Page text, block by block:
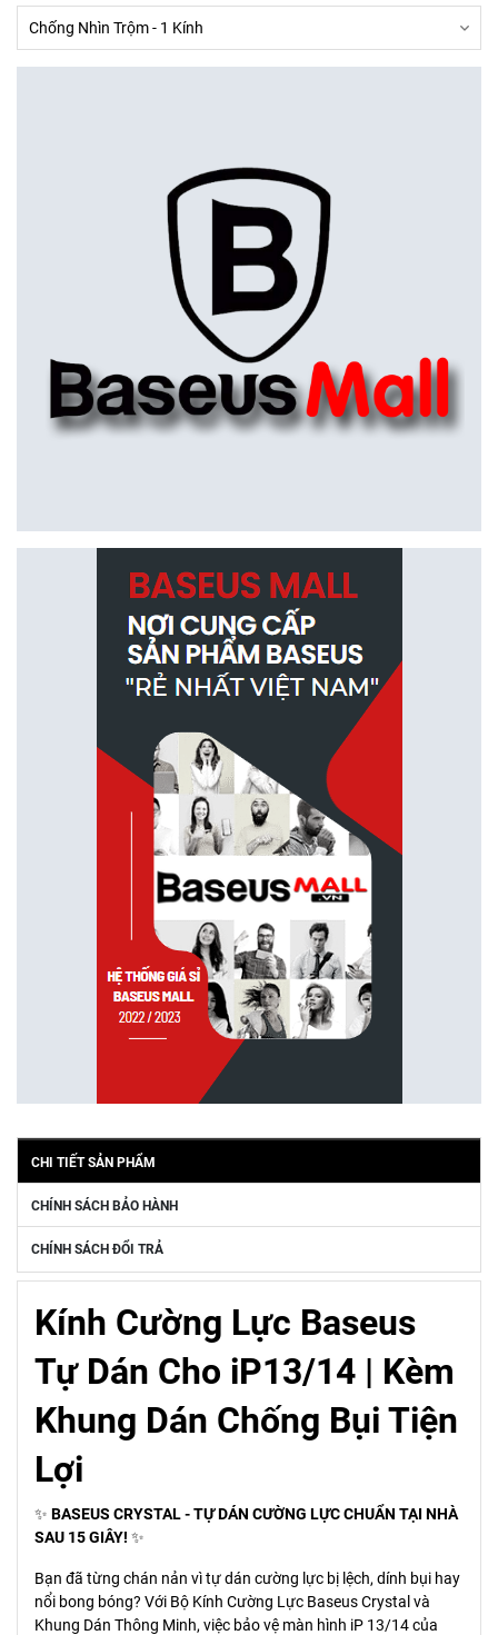
CHI TIẾT SẢN PHẨM
CHÍNH SÁCH BẢO HÀNH
CHÍNH SÁCH ĐỔI TRẢ
Kính Cường Lực Baseus
Tự Dán Cho iP13/14 | Kèm
Khung Dán Chống Bụi Tiện
Lợi
✨ BASEUS CRYSTAL - TỰ DÁN CƯỜNG LỰC CHUẨN TẠI NHÀ
SAU 15 GIÂY! ✨
Bạn đã từng chán nản vì tự dán cường lực bị lệch, dính bụi hay
nổi bong bóng? Với Bộ Kính Cường Lực Baseus Crystal và
Khung Dán Thông Minh, việc bảo vệ màn hình iP 13/14 của